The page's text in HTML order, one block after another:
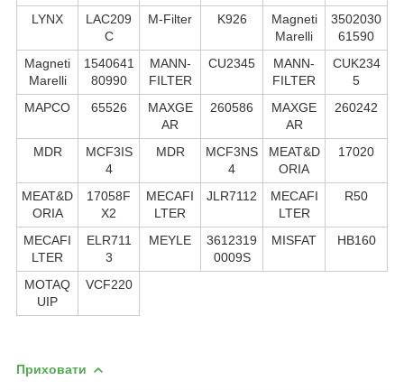
LYNX
LAC209
C
M-Filter K926
Magneti
Marelli
3502030
61590
Magneti
Marelli
1540641
80990
MANN-
FILTER
CU2345
MANN-
FILTER
CUK234
5
MAPCO
65526
MAXGE
AR
260586
MAXGE
AR
260242
MDR
MCF3IS
4
MDR
MCF3NS
4
MEAT&D
ORIA
17020
MEAT&D
ORIA
17058F
X2
MECAFI
LTER
JLR7112
MECAFI
LTER
R50
MECAFI
LTER
ELR711
3
MEYLE
3612319
0009S
MISFAT HB160
MOTAQ
UIP
VCF220
Приховати